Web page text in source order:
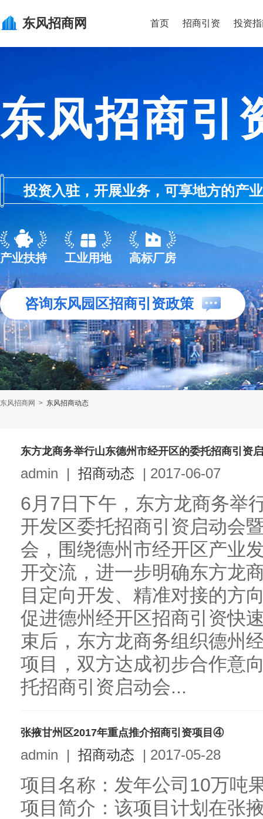
东风招商网 首页 招商引资 投资
东风招商引
投资入驻，开展业务，可享地方的产
产业扶持 工业用地 高标厂房
咨询东风园区招商引资政策
东风招商网 > 东风招商动态
东方龙商务举行山东德州市经开区的委托招商引资
admin | 招商动态 | 2017-06-07
6月7日下午，东方龙商务举
开发区委托招商引资启动会
会，围绕德州市经开区产业
开交流，进一步明确东方龙
目定向开发、精准对接的方
促进德州经开区招商引资快
束后，东方龙商务组织德州
项目，双方达成初步合作意
托招商引资启动会...
张掖甘州区2017年重点推介招商引资项目④
admin | 招商动态 | 2017-05-28
项目名称：发年公司10万吨
项目简介：该项目计划在张